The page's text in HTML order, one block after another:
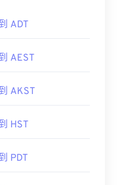
ADT
AEST
AKST
HST
PDT